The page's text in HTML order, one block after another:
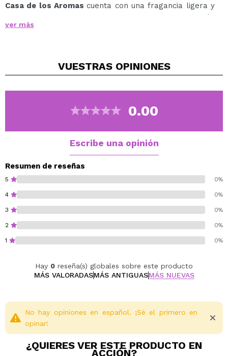
Casa de los Aromascuenta con una fragancia ligera y
envolvente que llena tu hogar de una sensación
de calma y bienestar.
Refrescante y agradable desde el primer momento.
Mayor durabilidad, para disfrutarlo durante más tiempo
ver más
VUESTRAS OPINIONES
0.00
Escribe una opinión
Resumen de reseñas
5 0%
4 0%
3 0%
2 0%
1 0%
Hay 0 reseña(s) globales sobre este producto
MÁS VALORADASMÁS ANTIGUASMÁS NUEVAS
No hay opiniones en español. ¡Sé el primero en
opinar!
¿QUIERES VER ESTE PRODUCTO EN
ACCIÓN?